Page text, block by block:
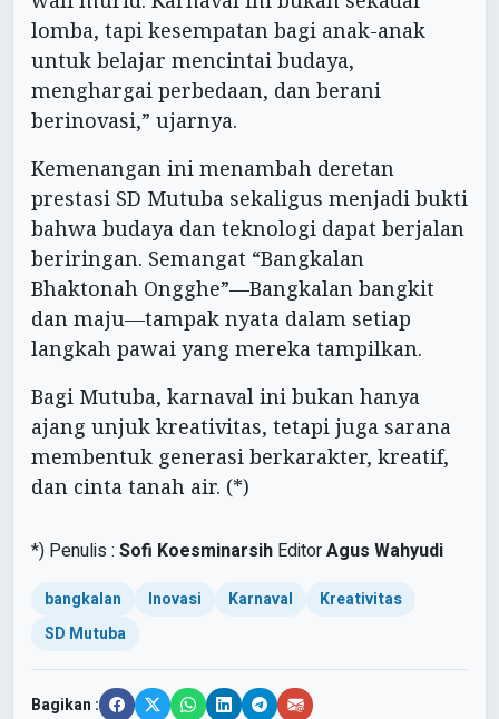
lomba, tapi kesempatan bagi anak-anak
untuk belajar mencintai budaya,
menghargai perbedaan, dan berani
berinovasi,” ujarnya.
Kemenangan ini menambah deretan
prestasi SD Mutuba sekaligus menjadi bukti
bahwa budaya dan teknologi dapat berjalan
beriringan. Semangat “Bangkalan
Bhaktonah Ongghe”—Bangkalan bangkit
dan maju—tampak nyata dalam setiap
langkah pawai yang mereka tampilkan.
Bagi Mutuba, karnaval ini bukan hanya
ajang unjuk kreativitas, tetapi juga sarana
membentuk generasi berkarakter, kreatif,
dan cinta tanah air. (*)
*) Penulis : Sofi Koesminarsih EditorAgus Wahyudi
bangkalan Inovasi Karnaval
Kreativitas
SD Mutuba
Bagikan :